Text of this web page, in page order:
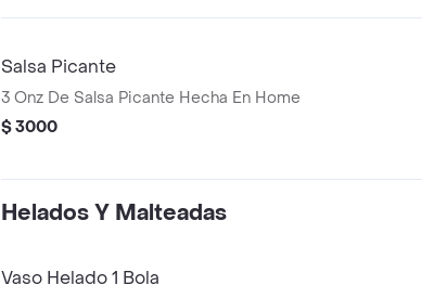
Salsa Picante
3 Onz De Salsa Picante Hecha En Home
$ 3000
Helados Y Malteadas
Vaso Helado 1 Bola